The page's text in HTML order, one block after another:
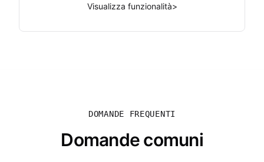
Visualizza funzionalità>
DOMANDE FREQUENTI
Domande comuni